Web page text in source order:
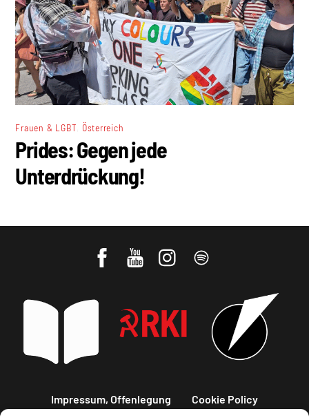
Frauen & LGBT Österreich
Prides: Gegen jede
Unterdrückung!
Impressum, Offenlegung Cookie Policy